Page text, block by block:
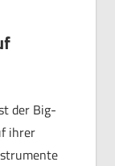
der Big-
ihrer